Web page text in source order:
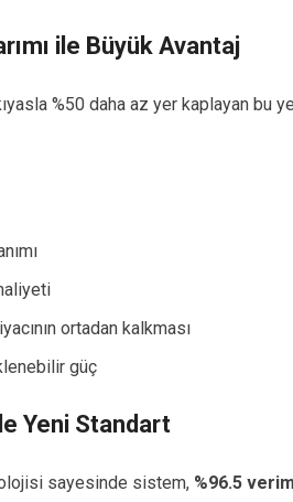
ile Büyük Avantaj
%50 daha az yer kaplayan bu
ortadan kalkması
güç
Yeni Standart
sayesinde sistem, %96.5